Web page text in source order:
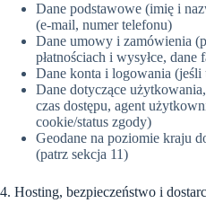
Dane podstawowe (imię i
(e-mail, numer telefonu)
Dane umowy i zamówienia
płatnościach i wysyłce, dane
Dane konta i logowania
Dane dotyczące
czas dostępu, agent
cookie/status zgody)
Geodane na poziomie kraju
(patrz sekcja 11)
4. Hosting, bezpieczeństwo i